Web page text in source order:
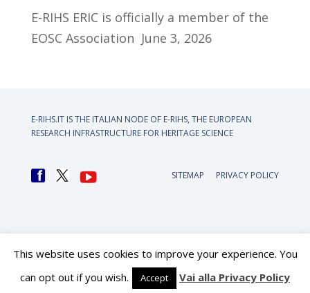
E-RIHS ERIC is officially a member of the
EOSC Association June 3, 2026
E-RIHS.IT IS THE ITALIAN NODE OF E-RIHS, THE EUROPEAN
RESEARCH INFRASTRUCTURE FOR HERITAGE SCIENCE
SITEMAP PRIVACY POLICY
This website uses cookies to improve your experience. You
can opt out if you wish.
Accept Vai alla Privacy Policy